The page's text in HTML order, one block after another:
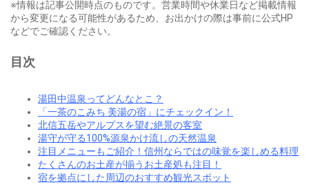
※情報は記事公開時点のものです。営業時間や休業日など掲載情報
から変更になる可能性があるため、お出かけの際は事前に公式HP
などでご確認ください。
目次
湯田中温泉ってどんなとこ？
「一茶のこみち 美湯の宿」にチェックイン！
北信五岳やアルプスを望む絶景の客室
湯守が守る100%源泉かけ流しの天然温泉
注目メニューもご紹介！信州ならではの味覚を楽しめる料理
たくさんのお土産が揃うお土産処も注目！
宿を拠点にした周辺のおすすめ観光スポット